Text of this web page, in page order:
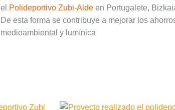
el
Polideportivo Zubi-Alde en Portugalete,
De esta forma se contribuye a mejorar los
medioambiental y lumínica